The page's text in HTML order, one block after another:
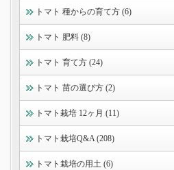
トマト 種からの育て方 (6)
トマト 肥料 (8)
トマト 育て方 (24)
トマト 苗の選び方 (2)
トマト栽培 12ヶ月 (11)
トマト栽培Q&A (208)
トマト栽培の用土 (6)